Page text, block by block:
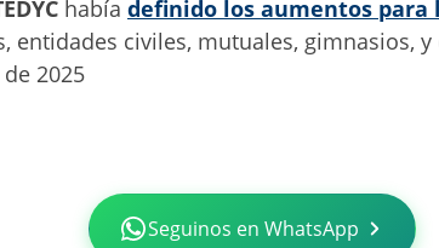
había definido los aumentos para
entidades civiles, mutuales, gimnasios,
2025
Seguinos en WhatsApp